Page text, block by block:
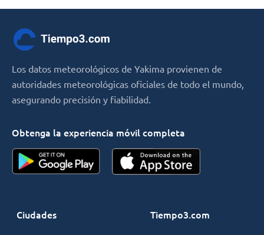
Los datos meteorológicos de Yakima provienen de
autoridades meteorológicas oficiales de todo el mundo,
asegurando precisión y fiabilidad.
Obtenga la experiencia móvil completa
Ciudades Tiempo3.com